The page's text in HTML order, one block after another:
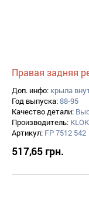
Правая задняя
Доп. инфо: крыла
Год выпуска:88-95
Качество детали:
Производитель:
Артикул: FP 7512 542
517,65 грн.